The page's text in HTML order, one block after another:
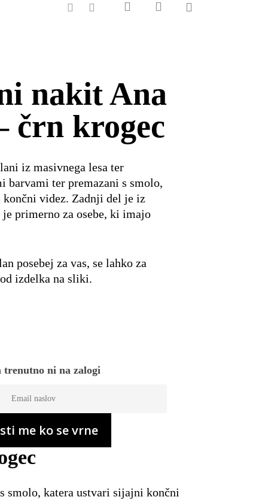
search account
facebookinstagram
nakit Ana
črn krogec
iz masivnega lesa ter
barvami ter premazani s smolo,
videz. Zadnji del je iz
primerno za osebe, ki imajo
posebej za vas, se lahko za
izdelka na sliki.
trenutno ni na zalogi
smolo, katera ustvari sijajni končni